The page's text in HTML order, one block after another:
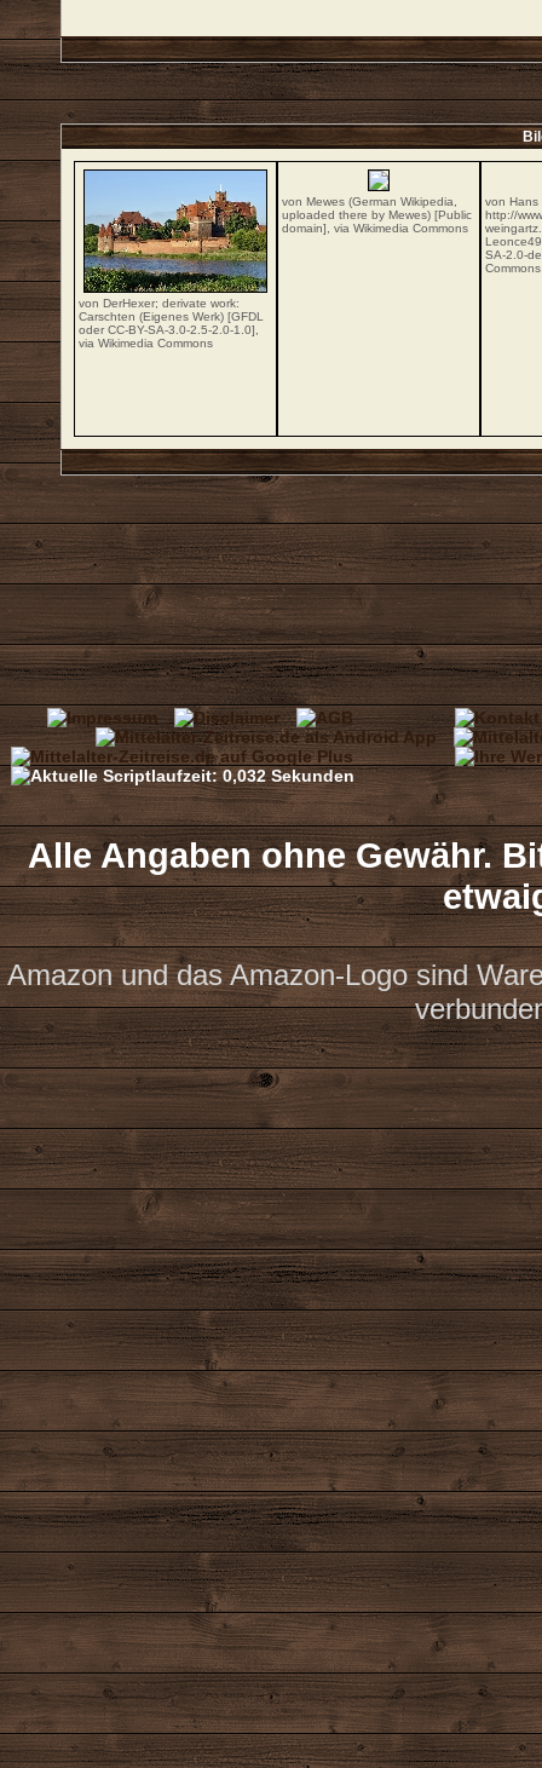
von DerHexer; derivate work:
Carschten (Eigenes Werk) [GFDL
oder CC-BY-SA-3.0-2.5-2.0-1.0],
via Wikimedia Commons
von Mewes (German Wikipedia,
uploaded there by Mewes) [Public
domain], via Wikimedia Commons
von Hans
http://
SA-2.0-de
Commons
Alle Angaben ohne Gewähr.
Amazon und das Amazon-Logo sind